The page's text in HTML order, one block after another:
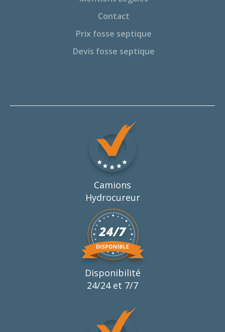
Contact
Prix fosse septique
Devis fosse septique
Camions
Hydrocureur
Disponibilité
24/24 et 7/7